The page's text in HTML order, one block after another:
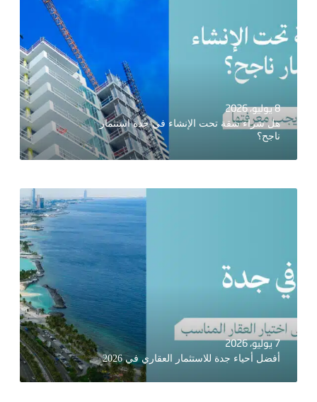
8 يوليو، 2026
هل شراء شقة تحت الإنشاء في جدة استثمار
ناجح؟
7 يوليو، 2026
أفضل أحياء جدة للاستثمار العقاري في 2026